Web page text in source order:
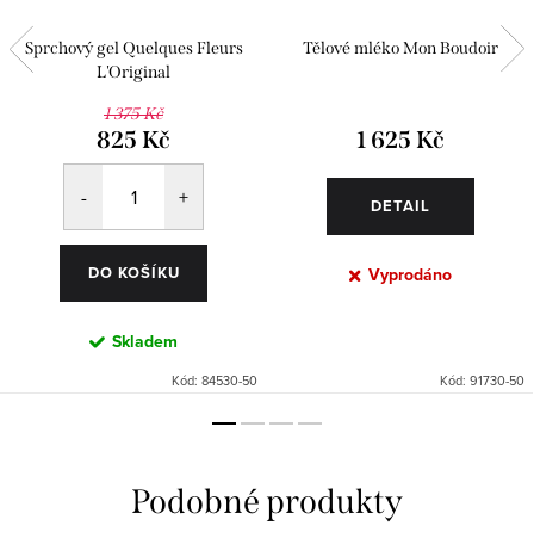
Sprchový gel Quelques Fleurs
L'Original
1 375 Kč
825 Kč
DO KOŠÍKU
Skladem
Kód: 84530-50
Tělové mléko Mon Boudoir
1 625 Kč
DETAIL
Vyprodáno
Kód: 91730-50